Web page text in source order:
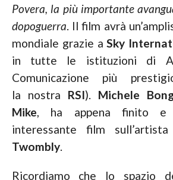
Povera, la più importante
dopoguerra. Il film avrà
mondiale grazie aSky
in tutte le istituzioni di
Comunicazione più
la nostra RSI). Michele
Mike, ha appena finito e
interessante film sull’artista
Twombly.
Ricordiamo che lo spazio